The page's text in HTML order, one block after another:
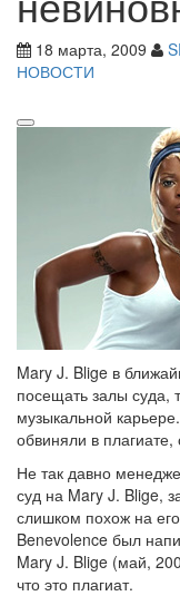
18 марта, 2009
НОВОСТИ
Mary J. Blige в
посещать залы суда,
музыкальной
обвиняли в плагиате,
Не так давно
суд на Mary J. Blige,
слишком похож на
Benevolence был
Mary J. Blige (май,
что это плагиат.